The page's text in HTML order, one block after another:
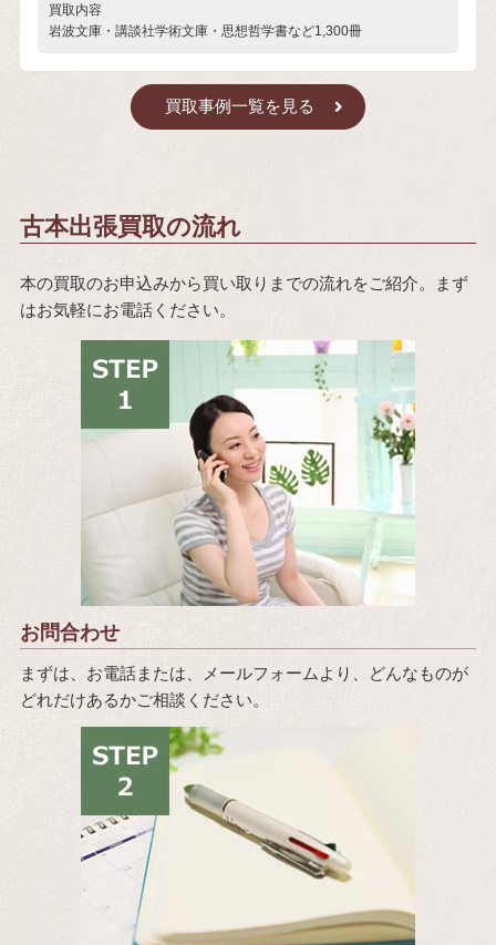
買取内容
岩波文庫・講談社学術文庫・思想哲学書など1,300冊
買取事例一覧を見る
古本出張買取の流れ
本の買取のお申込みから買い取りまでの流れをご紹介。まず
はお気軽にお電話ください。
お問合わせ
まずは、お電話または、メールフォームより、どんなものが
どれだけあるかご相談ください。